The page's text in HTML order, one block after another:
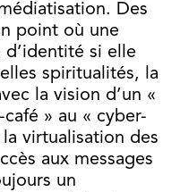
Des
point où une
si elle
spiritualités, la
la vision d’un «
» au « cyber-
virtualisation des
aux messages
un